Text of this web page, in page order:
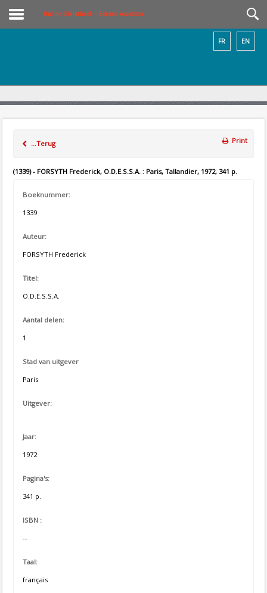
Online bibliotheek – Boeken opzoeken
EN
FR
...Terug Print
(1339) - FORSYTH Frederick, O.D.E.S.S.A. : Paris, Tallandier, 1972, 341 p.
Boeknummer:
1339
Auteur:
FORSYTH Frederick
Titel:
O.D.E.S.S.A.
Aantal delen:
1
Stad van uitgever
Paris
Uitgever:
Jaar:
1972
Pagina's:
341 p.
ISBN :
--
Taal:
français